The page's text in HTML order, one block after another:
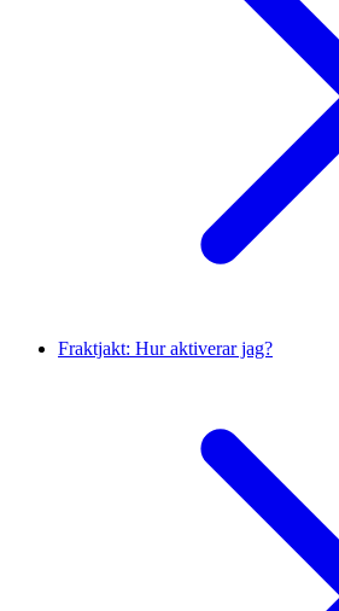
Fraktjakt: Hur aktiverar jag?